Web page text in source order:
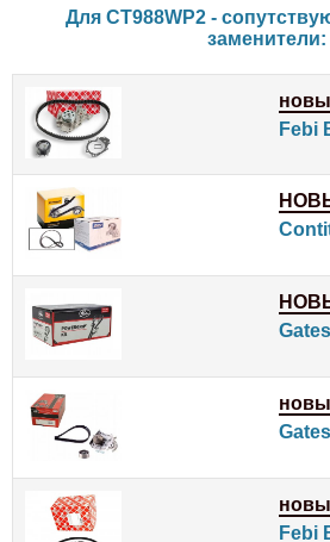
Для CT988WP2 -
заменители:
Febi
Febi